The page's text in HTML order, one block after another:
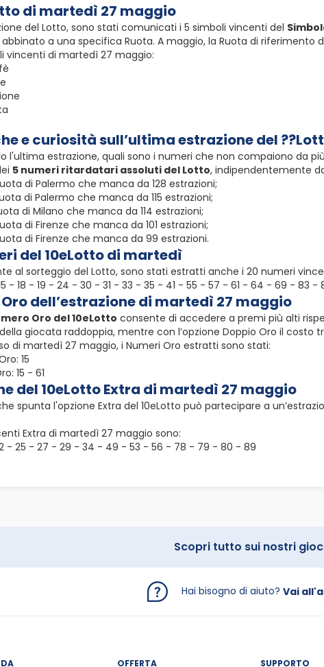
di martedì 27 maggio
del Lotto, sono stati comunicati i 5 simboli vincenti del
a una specifica Ruota. A maggio, la Ruota di riferimento
vincenti di martedì 27 maggio:
e curiosità sull’ultima estrazione del
l'ultima estrazione, quali sono i numeri che non compaiono da
5 numeri ritardatari assoluti del Lotto, indipendentemente
di Palermo che manca da 128 estrazioni;
di Palermo che manca da 115 estrazioni;
di Milano che manca da 114 estrazioni;
di Firenze che manca da 101 estrazioni;
di Firenze che manca da 99 estrazioni.
del 10eLotto di martedì
al sorteggio del Lotto, sono stati estratti anche i 20 numeri
- 18 - 19 - 24 - 30 - 31 - 33 - 35 - 41 - 55 - 57 - 61 - 64 - 69 - 83 -
dell’estrazione di martedì 27 maggio
Oro del 10eLotto consente di accedere a premi più alti
giocata raddoppia, mentre con l’opzione Doppio Oro il costo
di martedì 27 maggio, i Numeri Oro estratti sono stati:
15
15 - 61
del 10eLotto Extra di martedì 27 maggio
spunta l'opzione Extra del 10eLotto può partecipare a
Extra di martedì 27 maggio sono:
- 25 - 27 - 29 - 34 - 49 - 53 - 56 - 78 - 79 - 80 - 89
Scopri tutto sui nostri
Hai bisogno di aiuto? Vai
OFFERTA SUPPORTO